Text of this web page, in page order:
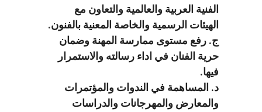
الفنية العربية والعالمية والتعاون مع
الهيئات الرسمية والخاصة المعنية بالفنون.
ج. رفع مستوى ممارسة المهنة وضمان
حرية الفنان في اداء رسالته والاستمرار
فيها.
د. المساهمة في الندوات والمؤتمرات
والمعارض والمهرجانات والدراسات